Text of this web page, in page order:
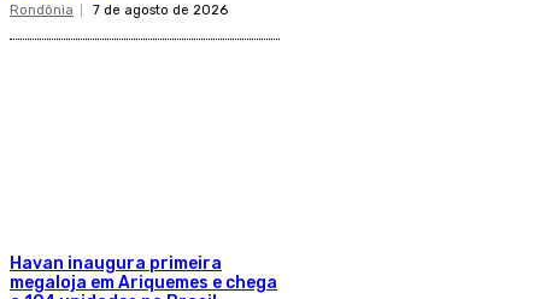
Rondônia 7 de agosto de 2026
Havan inaugura primeira
megaloja em Ariquemes e chega